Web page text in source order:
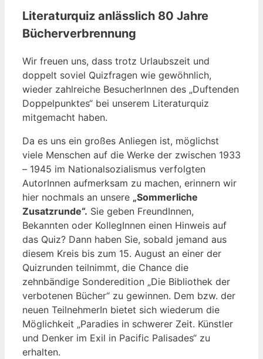
Literaturquiz anlässlich 80 Jahre
Bücherverbrennung
Wir freuen uns, dass trotz Urlaubszeit und
doppelt soviel Quizfragen wie gewöhnlich,
wieder zahlreiche BesucherInnen des „Duftenden
Doppelpunktes“ bei unserem Literaturquiz
mitgemacht haben.
Da es uns ein großes Anliegen ist, möglichst
viele Menschen auf die Werke der zwischen 1933
– 1945 im Nationalsozialismus verfolgten
AutorInnen aufmerksam zu machen, erinnern wir
hier nochmals an unsere „Sommerliche
Zusatzrunde“. Sie geben FreundInnen,
Bekannten oder KollegInnen einen Hinweis auf
das Quiz? Dann haben Sie, sobald jemand aus
diesem Kreis bis zum 15. August an einer der
Quizrunden teilnimmt, die Chance die
zehnbändige Sonderedition „Die Bibliothek der
verbotenen Bücher“ zu gewinnen. Dem bzw. der
neuen TeilnehmerIn bietet sich wiederum die
Möglichkeit „Paradies in schwerer Zeit. Künstler
und Denker im Exil in Pacific Palisades“ zu
erhalten.